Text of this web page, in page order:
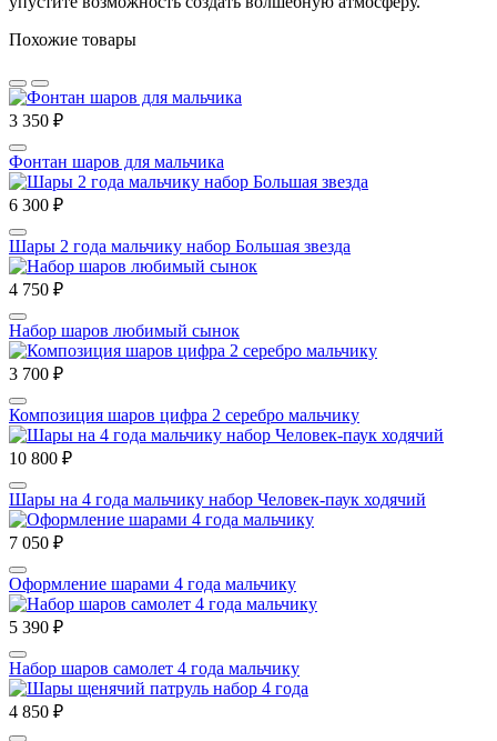
Похожие товары
3 350 ₽
Фонтан шаров для мальчика
6 300 ₽
Шары 2 года мальчику набор Большая звезда
4 750 ₽
Набор шаров любимый сынок
3 700 ₽
Композиция шаров цифра 2 серебро мальчику
10 800 ₽
Шары на 4 года мальчику набор Человек-паук ходячий
7 050 ₽
Оформление шарами 4 года мальчику
5 390 ₽
Набор шаров самолет 4 года мальчику
4 850 ₽